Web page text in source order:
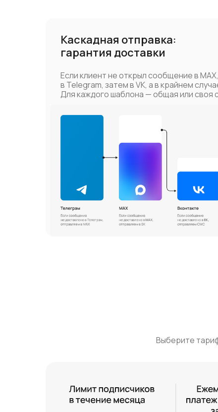
Если клиент не открыл сообщение в
в Telegram, затем в VK, а в крайнем
Для каждого шаблона — общая или своя
Каскадная отправка:
гарантия доставки
Выберите